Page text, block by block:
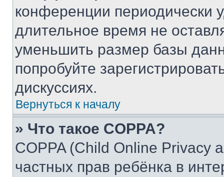
конференции периодически
длительное время не
уменьшить размер базы
попробуйте
дискуссиях.
Вернуться к началу
» Что такое COPPA?
COPPA (Child Online Privacy
частных прав ребёнка в